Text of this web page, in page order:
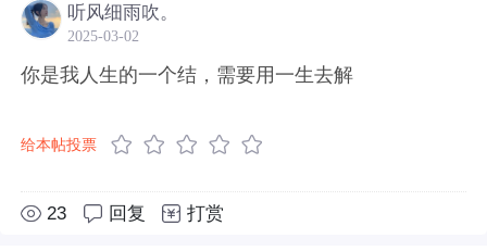
听风细雨吹。
2025-03-02
你是我人生的一个结，需要用一生去解
给本帖投票
23 回复 打赏